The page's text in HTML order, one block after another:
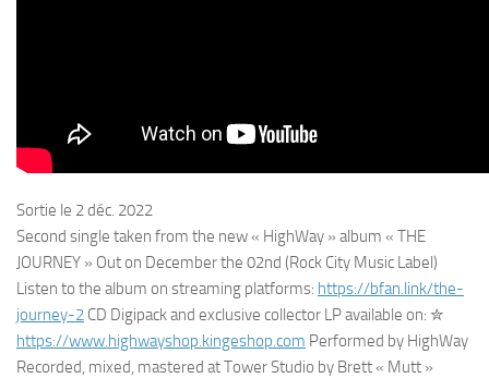
Sortie le 2 déc. 2022
Second single taken from the new « HighWay » album « THE
JOURNEY » Out on December the 02nd (Rock City Music Label)
Listen to the album on streaming platforms: https://bfan.link/the-
journey-2 CD Digipack and exclusive collector LP available on: ✮
https://www.highwayshop.kingeshop.com Performed by HighWay
Recorded, mixed, mastered at Tower Studio by Brett « Mutt »